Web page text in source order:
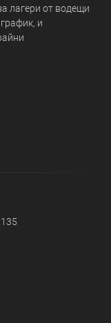
лагери от водещи
и